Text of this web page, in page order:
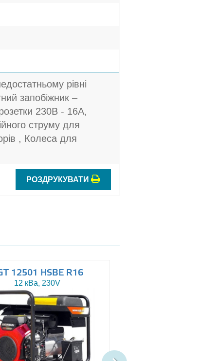
рівні
запобіжник –
230В - 16A,
струму для
, Колеса для
РОЗДРУКУВАТИ
12501 HSBE R16
12 кВа, 230V